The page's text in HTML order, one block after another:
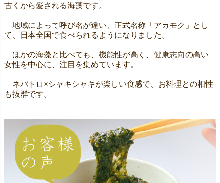
古くから愛される海藻です。
地域によって呼び名が違い、正式名称「アカモク」とし
て、日本全国で食べられるようになりました。
ほかの海藻と比べても、機能性が高く、健康志向の高い
女性を中心に、注目を集めています。
ネバトロ×シャキシャキが楽しい食感で、お料理との相性
も抜群です。